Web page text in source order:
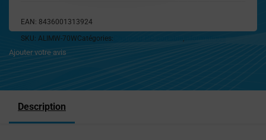
EAN: 8436001313924
SKU: ALIMW-70WCatégories: ,
Ajouter votre avis
Description